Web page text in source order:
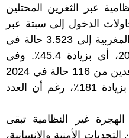
عبر الثغرين المحتلين
الدخول إلى سبتة عبر
البر أو السباحة من السواحل المغربية إلى 3.523 حالة في
2025، مقابل 2.531 في 2024، أي بزيادة 45.4٪. وفي
مليلية المحتلة، ارتفع عدد الوافدين من 116 حالة في 2024
إلى 327 حالة في 2025، أي بزيادة 181٪، رغم أن العدد
غير النظامية تبقى
الأمنية والإنسانية،